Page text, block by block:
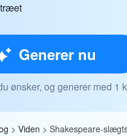
Generer nu
ønsker, og generer med 1
> Viden > Shakespeare-